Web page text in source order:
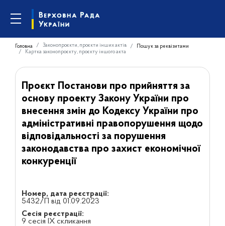
Головна Законопроєкти, проєкти інших актів
Пошук за реквізитами
Картка законопроєкту, проєкту іншого акта
Проєкт Постанови про прийняття за
основу проекту Закону України про
внесення змін до Кодексу України про
адміністративні правопорушення щодо
відповідальності за порушення
законодавства про захист економічної
конкуренції
Номер, дата реєстрації:
5432/П від 01.09.2023
Сесія реєстрації:
9 сесія IX скликання